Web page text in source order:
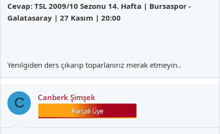
Cevap: TSL 2009/10 Sezonu 14. Hafta | Bursaspor -
Galatasaray | 27 Kasım | 20:00
Yenilgiden ders çıkarıp toparlanırız merak etmeyin..
C Canberk Şimşek